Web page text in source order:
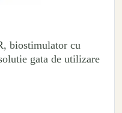
biostimulator cu
gata de utilizare